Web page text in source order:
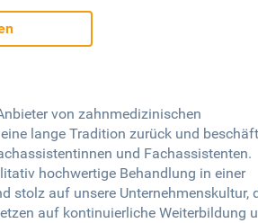
von zahnmedizinischen
lange Tradition zurück und
und Fachassistenten.
hochwertige Behandlung in einer
stolz auf unsere Unternehmenskultur,
auf kontinuierliche Weiterbildung